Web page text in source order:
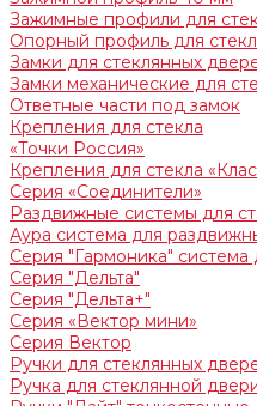
Зажимные профили для
Опорный профиль для
Замки для стеклянных
Замки механические для
Ответные части под замок
Крепления для стекла
«Точки Россия»
Крепления для стекла
Серия «Соединители»
Раздвижные системы для
Аура система для
Серия "Гармоника"
Серия "Дельта"
Серия "Дельта+"
Серия «Вектор мини»
Серия Вектор
Ручки для стеклянных
Ручка для стеклянной